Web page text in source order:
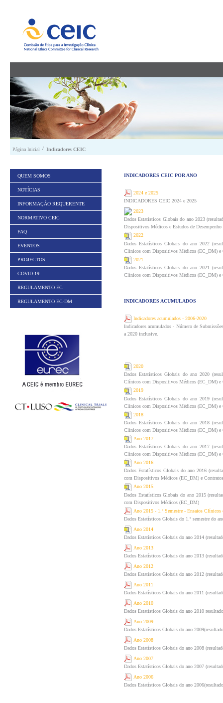
Página Inicial / Indicadores CEIC
QUEM SOMOS
NOTÍCIAS
INFORMAÇÃO REQUERENTE
NORMATIVO CEIC
FAQ
EVENTOS
PROJECTOS
COVID-19
REGULAMENTO EC
REGULAMENTO EC-DM
INDICADORES CEIC POR ANO
2024 e 2025
INDICADORES CEIC 2024 e 2025
2023
Dados Estatísticos Globais do ano 2023
Dispositivos Médicos e Estudos de
2022
Dados Estatísticos Globais do ano 2022
Clínicos com Dispositivos Médicos (EC_DM) e
2021
Dados Estatísticos Globais do ano 2021
Clínicos com Dispositivos Médicos (EC_DM) e
INDICADORES ACUMULADOS
Indicadores acumulados - 2006-2020
Indicadores acumulados - Número de
a 2020 inclusive.
2020
Dados Estatísticos Globais do ano 2020
Clínicos com Dispositivos Médicos (EC_DM) e
2019
Dados Estatísticos Globais do ano 2019
Clínicos com Dispositivos Médicos (EC_DM) e
2018
Dados Estatísticos Globais do ano 2018
Clínicos com Dispositivos Médicos (EC_DM) e
Ano 2017
Dados Estatísticos Globais do ano 2017
Clínicos com Dispositivos Médicos (EC_DM) e
Ano 2016
Dados Estatísticos Globais do ano 2016
com Dispositivos Médicos (EC_DM) e
Ano 2015
Dados Estatísticos Globais do ano 2015
com Dispositivos Médicos (EC_DM)
Ano 2015 - 1.º Semestre - Ensaios Clínicos
Dados Estatísticos Globais do 1.º semestre do
Ano 2014
Dados Estatísticos Globais do ano 2014
Ano 2013
Dados Estatísticos Globais do ano 2013
Ano 2012
Dados Estatísticos Globais do ano 2012
Ano 2011
Dados Estatísticos Globais do ano 2011
Ano 2010
Dados Estatísticos Globais do ano 2010
Ano 2009
Dados Estatísticos Globais do ano
Ano 2008
Dados Estatísticos Globais do ano 2008
Ano 2007
Dados Estatísticos Globais do ano 2007
Ano 2006
Dados Estatísticos Globais do ano